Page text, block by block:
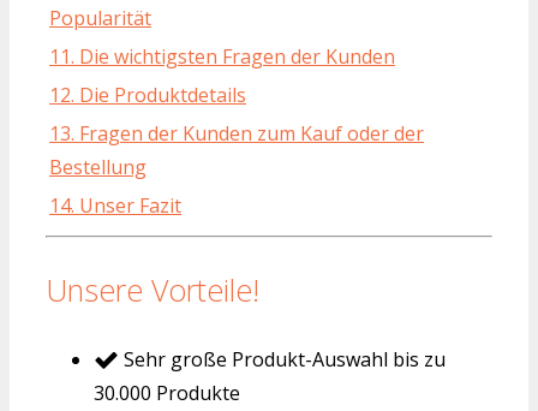
Popularität
11. Die wichtigsten Fragen der Kunden
12. Die Produktdetails
13. Fragen der Kunden zum Kauf oder der
Bestellung
14. Unser Fazit
Unsere Vorteile!
Sehr große Produkt-Auswahl bis zu
30.000 Produkte